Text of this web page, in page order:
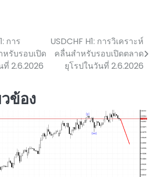
การ
รับรอบเปิด
2.6.2026
USDCHF H1: การวิเคราะห์
คลื่นสำหรับรอบเปิดตลาด
ยุโรปในวันที่ 2.6.2026
วข้อง